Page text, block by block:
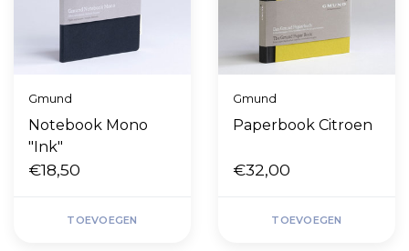
Gmund
Notebook Mono
"Ink"
€18,50
TOEVOEGEN
Gmund
Paperbook Citroen
€32,00
TOEVOEGEN